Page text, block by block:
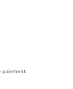
paiement.